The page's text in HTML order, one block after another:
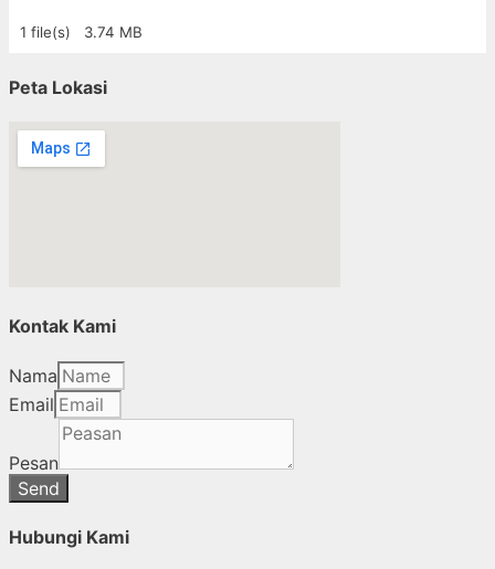
1 file(s) 3.74 MB
Peta Lokasi
Kontak Kami
Nama
Email
Pesan
Send
Hubungi Kami